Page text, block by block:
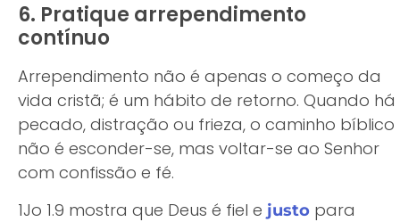
6. Pratique arrependimento
contínuo
Arrependimento não é apenas o começo da
vida cristã; é um hábito de retorno. Quando há
pecado, distração ou frieza, o caminho bíblico
não é esconder-se, mas voltar-se ao Senhor
com confissão e fé.
1Jo 1.9 mostra que Deus é fiel e justo para